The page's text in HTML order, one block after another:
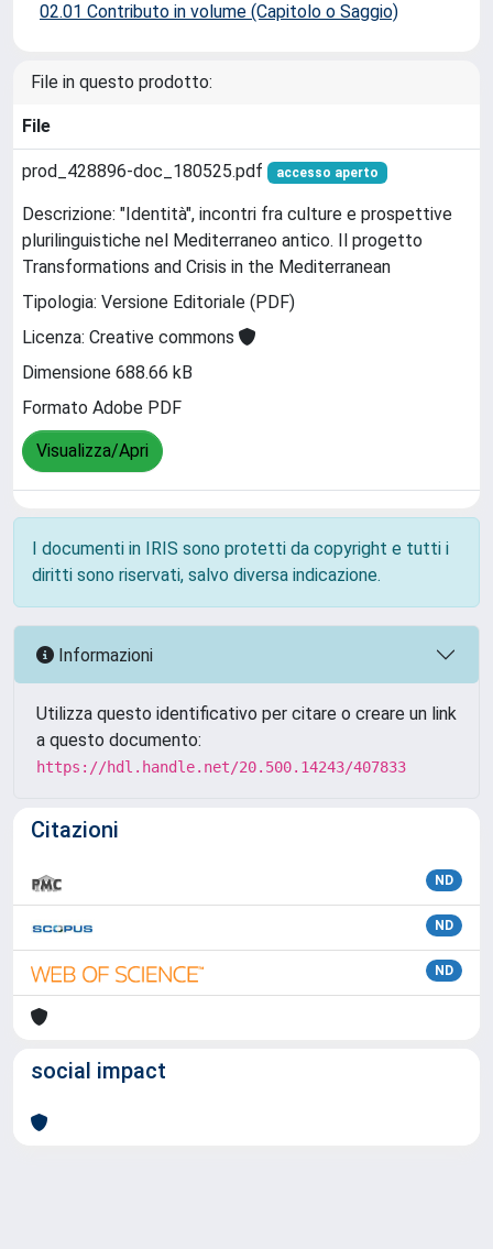
02.01 Contributo in volume (Capitolo o Saggio)
File in questo prodotto:
File
prod_428896-doc_180525.pdf accesso aperto
Descrizione: "Identità", incontri fra culture e prospettive
plurilinguistiche nel Mediterraneo antico. Il progetto
Transformations and Crisis in the Mediterranean
Tipologia: Versione Editoriale (PDF)
Licenza: Creative commons
Dimensione 688.66 kB
Formato Adobe PDF
Visualizza/Apri
I documenti in IRIS sono protetti da copyright e tutti i
diritti sono riservati, salvo diversa indicazione.
Informazioni
Utilizza questo identificativo per citare o creare un link
a questo documento:
https://hdl.handle.net/20.500.14243/407833
Citazioni
ND
ND
ND
social impact